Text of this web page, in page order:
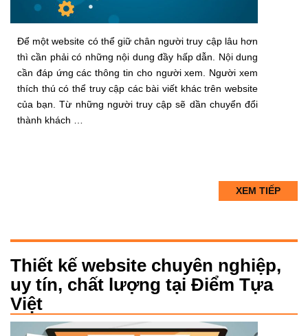
Để một website có thể giữ chân người truy cập lâu hơn
thì cần phải có những nội dung đầy hấp dẫn. Nội dung
cần đáp ứng các thông tin cho người xem. Người xem
thích thú có thể truy cập các bài viết khác trên website
của bạn. Từ những người truy cập sẽ dần chuyển đổi
thành khách …
XEM TIẾP
Thiết kế website chuyên nghiệp,
uy tín, chất lượng tại Điểm Tựa
Việt